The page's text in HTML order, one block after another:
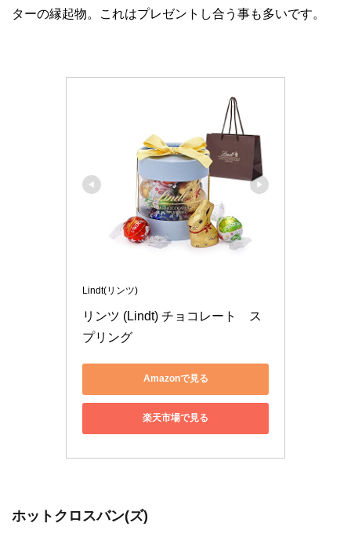
ターの縁起物。これはプレゼントし合う事も多いです。
Lindt(リンツ)
リンツ (Lindt) チョコレート　ス
Amazonで見る
楽天市場で見る
ホットクロスバン(ズ)